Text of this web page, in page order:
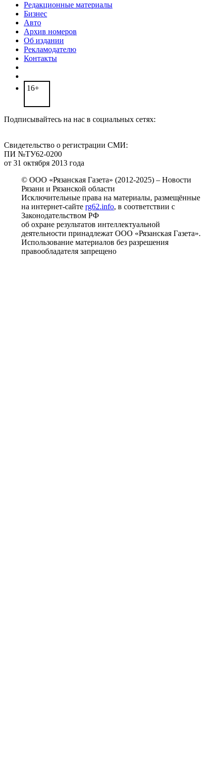
Редакционные материалы
Бизнес
Авто
Архив номеров
Об издании
Рекламодателю
Контакты
16+
Подписывайтесь на нас в социальных сетях:
Свидетельство о регистрации СМИ:
ПИ №ТУ62-0200
от 31 октября 2013 года
© ООО «Рязанская Газета» (2012-2025) – Новости
Рязани и Рязанской области
Исключительные права на материалы, размещённые
на интернет-сайте rg62.info, в соответствии с
Законодательством РФ
об охране результатов интеллектуальной
деятельности принадлежат ООО «Рязанская Газета».
Использование материалов без разрешения
правообладателя запрещено